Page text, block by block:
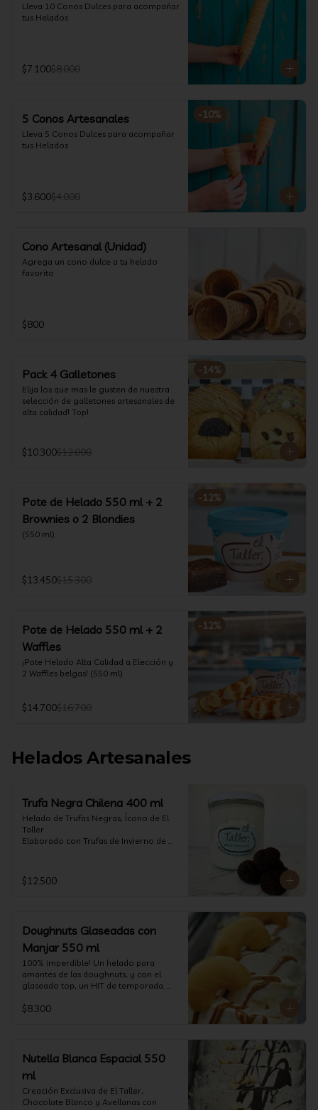
Lleva 10 Conos Dulces para acompañar
tus Helados
$7.100$8.000
-10%
5 Conos Artesanales
Lleva 5 Conos Dulces para acompañar
tus Helados
$3.600$4.000
Cono Artesanal (Unidad)
Agrega un cono dulce a tu helado
favorito
$800
-14%
Pack 4 Galletones
Elija los que mas le gusten de nuestra
selección de galletones artesanales de
alta calidad! Top!
$10.300$12.000
-12%
Pote de Helado 550 ml + 2
Brownies o 2 Blondies
(550 ml)
$13.450$15.300
-12%
Pote de Helado 550 ml + 2
Waffles
¡Pote Helado Alta Calidad a Elección y
2 Waffles belgas! (550 ml)
$14.700$16.700
Helados Artesanales
Trufa Negra Chilena 400 ml
Helado de Trufas Negras, Ícono de El
Taller
Elaborado con Trufas de Invierno de
cremoso y con un delicado proceso
para obtener una experiencia
esta Edición es muy Limitada,
aproveche ya de vivir esta fantástica
experiencia!!
Ya disponible en www.eltallerchile.cl
$12.500
Doughnuts Glaseadas con
Manjar 550 ml
100% imperdible! Un helado para
amantes de las doughnuts, y con el
glaseado top, un HIT de temporada.
$8.300
Nutella Blanca Espacial 550
ml
Creación Exclusiva de El Taller,
Chocolate Blanco y Avellanas con